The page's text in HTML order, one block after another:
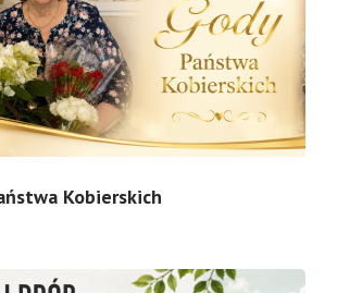
Kobierskich